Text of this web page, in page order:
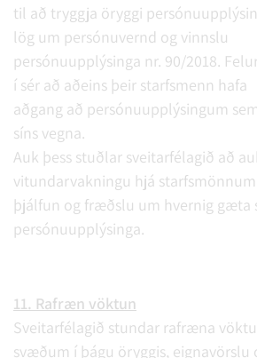
til að tryggja öryggi
lög um persónuvernd og vinnslu
persónuupplýsinga nr. 90/2018.
í sér að aðeins þeir starfsmenn hafa
aðgang að persónuupplýsingum
síns vegna.
Auk þess stuðlar sveitarfélagið að
vitundarvakningu hjá
þjálfun og fræðslu um hvernig gæta
persónuupplýsinga.
11. Rafræn vöktun
Sveitarfélagið stundar rafræna
svæðum í þágu öryggis, eignavörslu